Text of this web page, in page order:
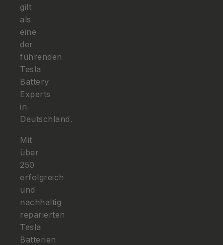
gilt
als
eine
der
führenden
Tesla
Battery
Experts
in
Deutschland.
Mit
über
250
erfolgreich
und
nachhaltig
reparierten
Tesla
Batterien